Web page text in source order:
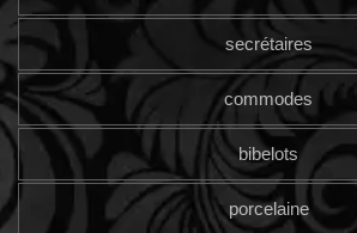
secrétaires
commodes
bibelots
porcelaine